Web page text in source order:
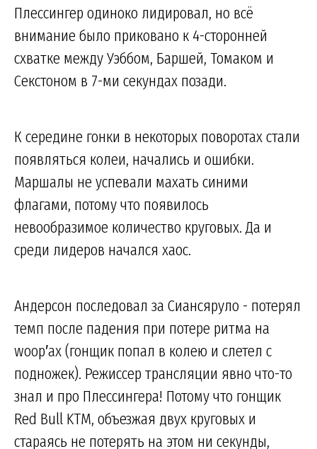
Плессингер одиноко лидировал, но всё
внимание было приковано к 4-сторонней
схватке между Уэббом, Баршей, Томаком и
Секстоном в 7-ми секундах позади.
К середине гонки в некоторых поворотах стали
появляться колеи, начались и ошибки.
Маршалы не успевали махать синими
флагами, потому что появилось
невообразимое количество круговых. Да и
среди лидеров начался хаос.
Андерсон последовал за Сиансяруло - потерял
темп после падения при потере ритма на
woop′ах (гонщик попал в колею и слетел с
подножек). Режиссер трансляции явно что-то
знал и про Плессингера! Потому что гонщик
Red Bull KTM, объезжая двух круговых и
стараясь не потерять на этом ни секунды,